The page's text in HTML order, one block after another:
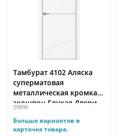
Тамбурат 4102 Аляска
суперматовая
металлическая кромка
экошпон Глухая Двери
59896
Больше вариантов в
карточке товара.